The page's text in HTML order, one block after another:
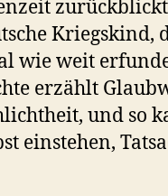
Kriegskind,
wie weit
erzählt
und so
einstehen,